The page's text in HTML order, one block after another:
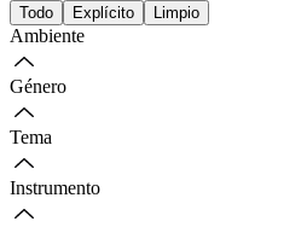
Todo Explícito Limpio
Ambiente
Género
Tema
Instrumento